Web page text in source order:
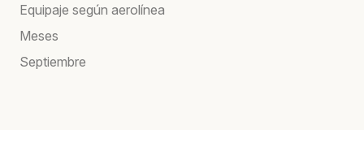
Equipaje según aerolínea
Meses
Septiembre